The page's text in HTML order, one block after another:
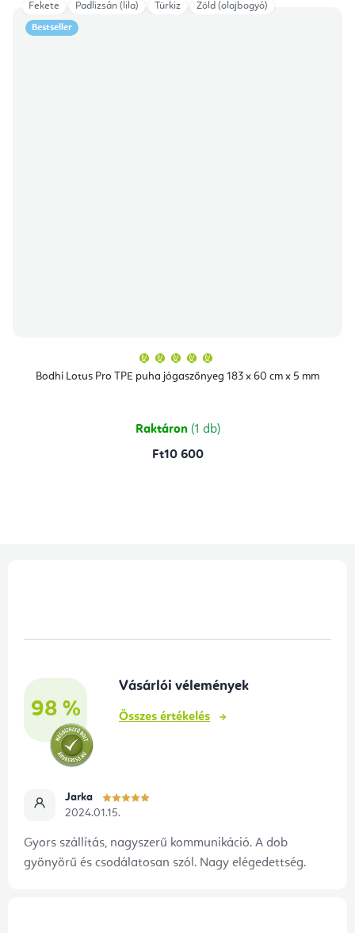
Bestseller
Bodhi Lotus Pro TPE puha jógaszőnyeg 183 x 60 cm x 5 mm
átlagos
értékelése
csillag.
Raktáron (1 db)
Ft10 600
Fekete Padlizsán (lila) Türkiz Zöld (olajbogyó)
98 %
Vásárlói vélemények
Összes értékelés
Jarka
2024.01.15.
Gyors szállítás, nagyszerű kommunikáció. A dob
gyönyörű és csodálatosan szól. Nagy elégedettség.